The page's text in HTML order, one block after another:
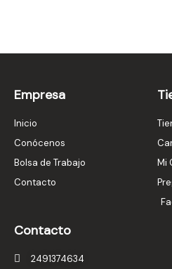
Empresa
Inicio
Conócenos
Bolsa de Trabajo
Contacto
Mi
Contacto
2491374634